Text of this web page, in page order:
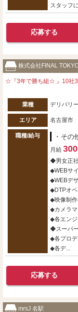
スタッフ
応募する
株式会社FINAL
☆『3年で勝ち組☆ 』10社
業種 デリバリ
エリア 名古屋市
職種/給与 ・その
月給
◆男女正
◆WEBサ
◆WEBデ
◆DTPオ
◆映像制
◆カメラマ
◆各エン
◆スーパ
◆各プロ
◆各デ...
応募する
mrsJ 名駅